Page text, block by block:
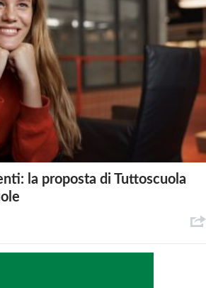
la proposta di Tuttoscuola